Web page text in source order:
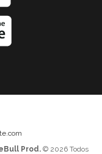
Prod.© 2026 Todos